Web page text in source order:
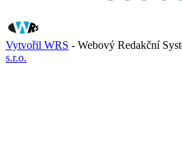
Vytvořil WRS - Webový Redakční
s.r.o.